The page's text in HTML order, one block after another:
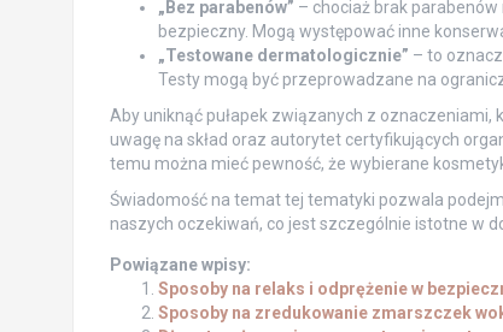
„Bez parabenów” – chociaż brak
bezpieczny. Mogą występować inne
„Testowane dermatologicznie” – to
Testy mogą być przeprowadzane na
Aby uniknąć pułapek związanych z oznaczeniami,
uwagę na skład oraz autorytet certyfikujących
temu można mieć pewność, że wybierane
Świadomość na temat tej tematyki pozwala
naszych oczekiwań, co jest szczególnie istotne w
Powiązane wpisy:
Sposoby na relaks i odprężenie w
Sposoby na zredukowanie zmarszczek